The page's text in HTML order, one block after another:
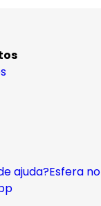
ajuda?Esfera no